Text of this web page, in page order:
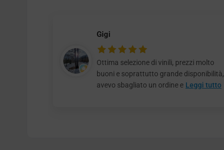
Gigi
Ottima selezione di vinili, prezzi molto
buoni e soprattutto grande disponibilità,
avevo sbagliato un ordine e Leggi tutto